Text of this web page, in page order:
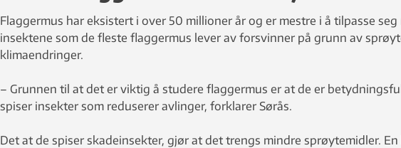
Flaggermus har eksistert i over 50 millioner år og er mestre i å tilpasse
insektene som de fleste flaggermus lever av forsvinner på grunn av
klimaendringer.
– ­Grunnen til at det er viktig å studere flaggermus er at de er
spiser insekter som reduserer avlinger, forklarer Sørås.
Det at de spiser skadeinsekter, gjør at det trengs mindre sprøytemidler.